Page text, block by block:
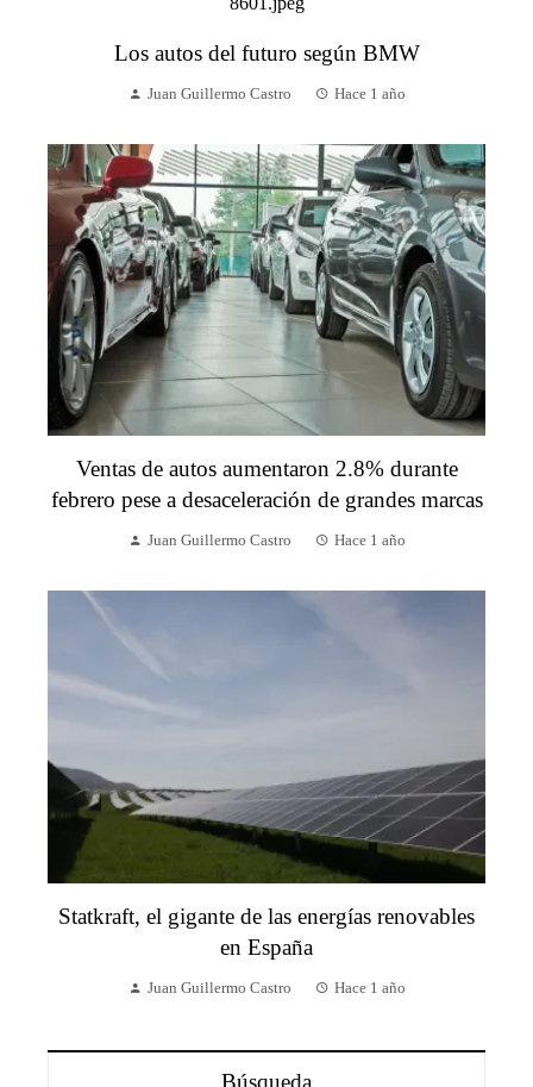
Los autos del futuro según BMW
Juan Guillermo Castro Hace 1 año
Ventas de autos aumentaron 2.8% durante
febrero pese a desaceleración de grandes marcas
Juan Guillermo Castro Hace 1 año
Statkraft, el gigante de las energías renovables
en España
Juan Guillermo Castro Hace 1 año
Búsqueda